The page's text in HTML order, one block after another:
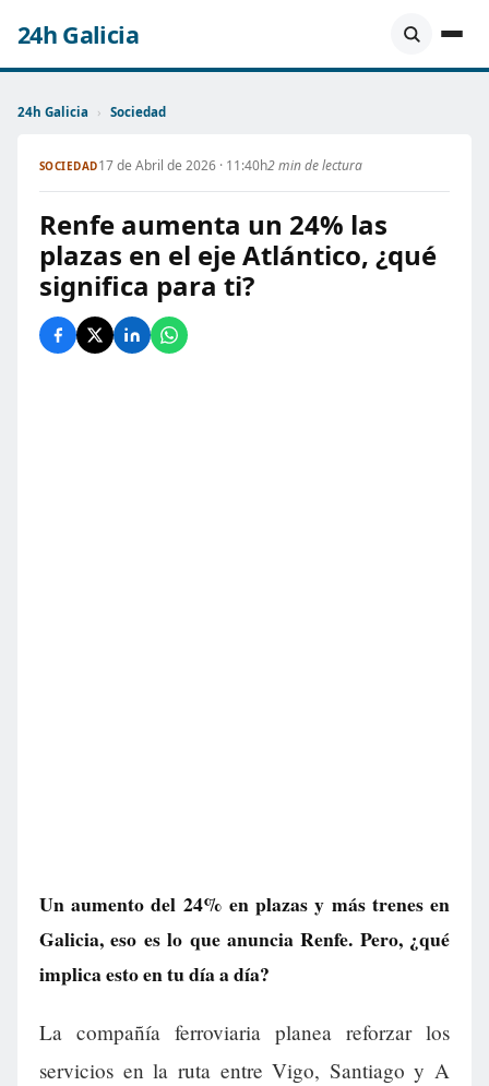
24h Galicia
24h Galicia › Sociedad
SOCIEDAD17 de Abril de 2026 · 11:40h2 min de lectura
Renfe aumenta un 24% las
plazas en el eje Atlántico, ¿qué
significa para ti?
Un aumento del 24% en plazas y más trenes en
Galicia, eso es lo que anuncia Renfe. Pero, ¿qué
implica esto en tu día a día?
La compañía ferroviaria planea reforzar los
servicios en la ruta entre Vigo, Santiago y A